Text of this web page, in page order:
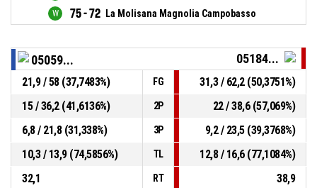
75 - 72 La Molisana Magnolia Campobasso
05059... 05184...
21,9 / 58 (37,7483%) FG
31,3 / 62,2 (50,3751%)
15 / 36,2 (41,6136%)
2P
22 / 38,6 (57,069%)
6,8 / 21,8 (31,338%)
3P
9,2 / 23,5 (39,3768%)
10,3 / 13,9 (74,5856%)
TL
12,8 / 16,6 (77,1084%)
32,1
RT
38,9